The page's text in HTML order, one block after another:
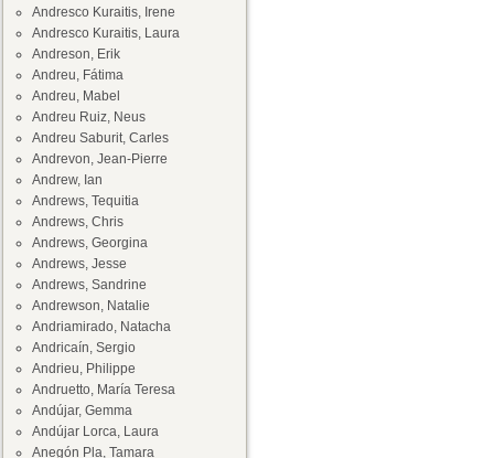
Andresco Kuraitis, Irene
Andresco Kuraitis, Laura
Andreson, Erik
Andreu, Fátima
Andreu, Mabel
Andreu Ruiz, Neus
Andreu Saburit, Carles
Andrevon, Jean-Pierre
Andrew, Ian
Andrews, Tequitia
Andrews, Chris
Andrews, Georgina
Andrews, Jesse
Andrews, Sandrine
Andrewson, Natalie
Andriamirado, Natacha
Andricaín, Sergio
Andrieu, Philippe
Andruetto, María Teresa
Andújar, Gemma
Andújar Lorca, Laura
Anegón Pla, Tamara